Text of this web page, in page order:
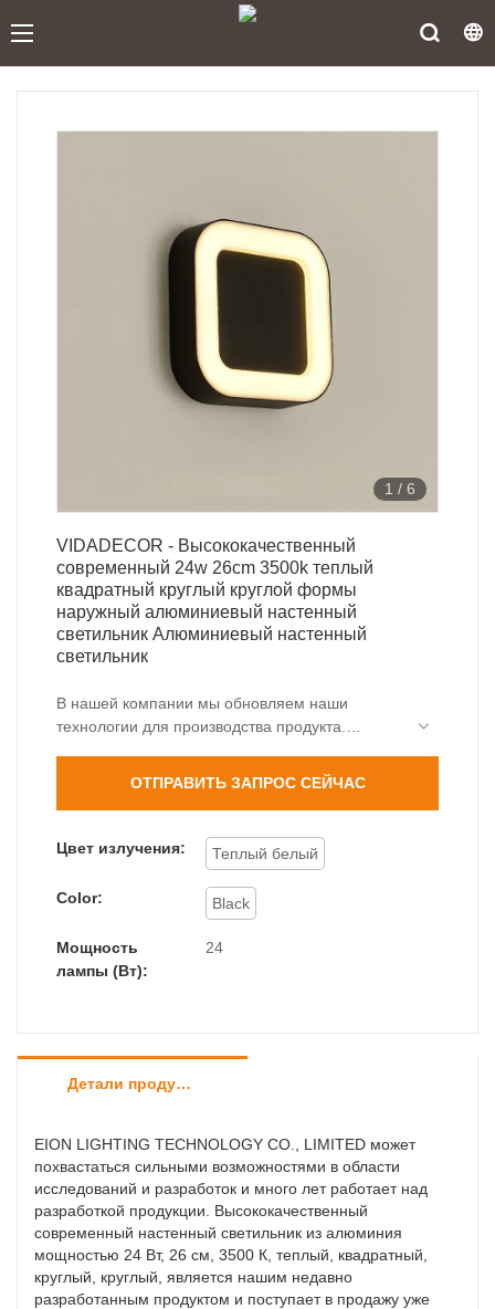
1 / 6
VIDADECOR - Высококачественный
современный 24w 26cm 3500k теплый
квадратный круглый круглой формы
наружный алюминиевый настенный
светильник Алюминиевый настенный
светильник
В нашей компании мы обновляем наши
технологии для производства продукта.
высококачественный современный 24 Вт 26 см
очень хорошо работает в области применения
наружных настенных светильников. .
ОТПРАВИТЬ ЗАПРОС СЕЙЧАС
Цвет излучения: Теплый белый
Color: Black
Мощность
лампы (Вт):
24
Детали продуктов
EION LIGHTING TECHNOLOGY CO., LIMITED может
похвастаться сильными возможностями в области
исследований и разработок и много лет работает над
разработкой продукции. Высококачественный
современный настенный светильник из алюминия
мощностью 24 Вт, 26 см, 3500 К, теплый, квадратный,
круглый, круглый, является нашим недавно
разработанным продуктом и поступает в продажу уже